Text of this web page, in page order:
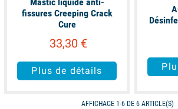
fissures Creeping Crack
Cure
33,30 €
Plus de détails
AFFICHAGE 1-6 DE 6 ARTICLE(S)